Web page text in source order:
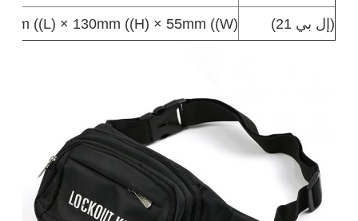
(إل بي 21)
((L) × 130mm ((H) × 55mm ((W)